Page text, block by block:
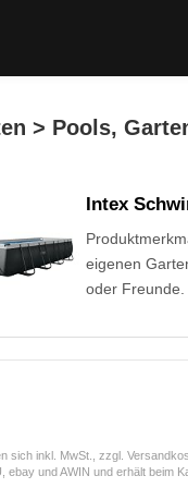
> Pools,
Intex
eigenen
oder Freunde.
sich inkl. MwSt., zzgl.
ebay und AWIN und erhält beim